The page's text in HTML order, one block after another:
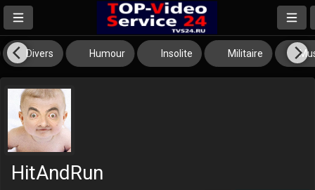
Divers Humour Insolite Militaire
HitAndRun